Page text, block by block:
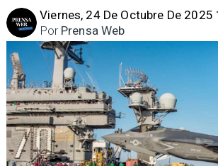
Viernes, 24 De Octubre De 2025
Prensa Web
Por